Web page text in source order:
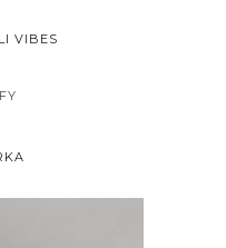
VIBES